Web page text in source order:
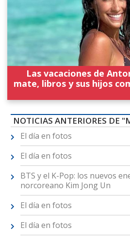
Las vacaciones de
mate, libros y sus hijos
NOTICIAS ANTERIORES DE
El día en fotos
El día en fotos
BTS y el K-Pop: los nuevos
norcoreano Kim Jong Un
El día en fotos
El día en fotos